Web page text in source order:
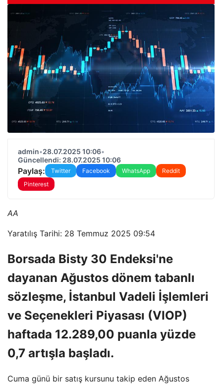
admin•28.07.2025 10:06•
Güncellendi: 28.07.2025 10:06
Paylaş: Twitter Facebook WhatsApp
Reddit
Pinterest
AA
Yaratılış Tarihi: 28 Temmuz 2025 09:54
Borsada Bisty 30 Endeksi'ne
dayanan Ağustos dönem tabanlı
sözleşme, İstanbul Vadeli İşlemleri
ve Seçenekleri Piyasası (VIOP)
haftada 12.289,00 puanla yüzde
0,7 artışla başladı.
Cuma günü bir satış kursunu takip eden Ağustos